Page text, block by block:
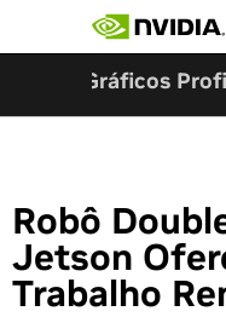
Gráficos
Robô
Jetson
Trabalho